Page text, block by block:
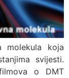
molekula koja
svijesti.
o DMT